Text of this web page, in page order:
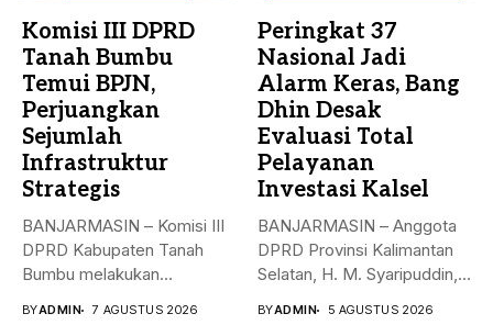
Komisi III DPRD
Tanah Bumbu
Temui BPJN,
Perjuangkan
Sejumlah
Infrastruktur
Strategis
BANJARMASIN – Komisi III
DPRD Kabupaten Tanah
Bumbu melakukan
BYADMIN 7 AGUSTUS 2026
Peringkat 37
Nasional Jadi
Alarm Keras, Bang
Dhin Desak
Evaluasi Total
Pelayanan
Investasi Kalsel
BANJARMASIN – Anggota
DPRD Provinsi Kalimantan
Selatan, H. M. Syaripuddin,
BYADMIN 5 AGUSTUS 2026